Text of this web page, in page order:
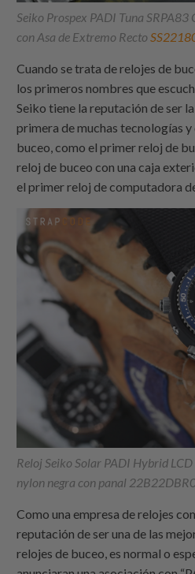
Seiko Prospex PADI Tuna
con Asa de Extremo Recto
Cuando se trata de relojes de
los primeros nombres que
Seiko tiene la reputación de ser
primera de muchas tecnologías
buceo, como el primer reloj de
reloj de buceo con una caja
el primer reloj de computadora
Reloj Seiko Solar PADI Hybrid
nylon negra con panal
Como una empresa de relojes
reputación de ser una de las
relojes de buceo, es normal o